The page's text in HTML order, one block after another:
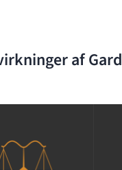
af